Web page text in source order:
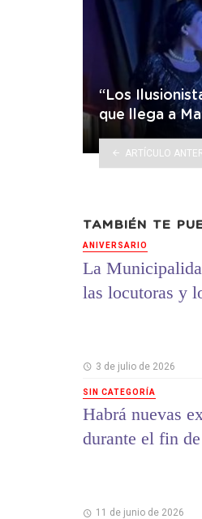
“Los
que llega a
ARTÍCULO
TAMBIÉN TE
ANIVERSARIO
La
las locutoras y
3 de julio de 2026
SIN CATEGORÍA
Habrá nuevas
durante el fin
11 de junio de 2026